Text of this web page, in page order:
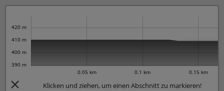
0.05 km 0.1 km 0.15 km
390 m
400 m
410 m
420 m
Klicken und ziehen, um einen Abschnitt zu markieren!